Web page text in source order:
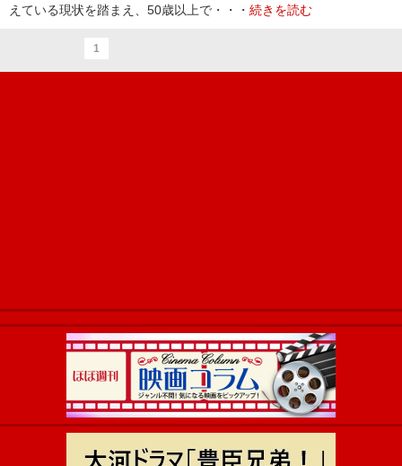
えている現状を踏まえ、50歳以上で・・・ 続きを読む
1